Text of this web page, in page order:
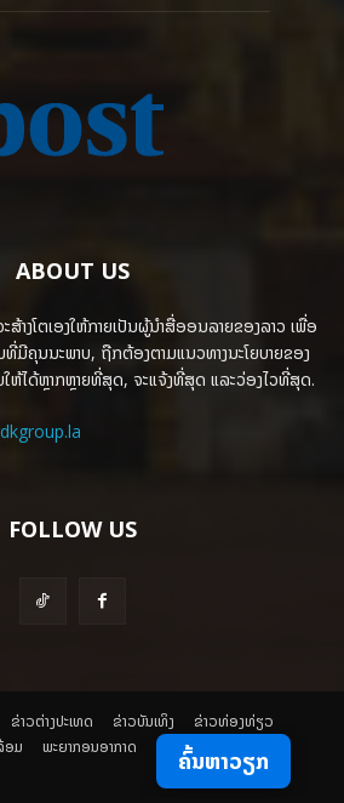
ABOUT US
າງໂຕເອງໃຫ້ກາຍເປັນຜູ້ນຳສື່ອອນລາຍຂອງລາວ ເພື່ອ
ມີຄຸນນະພາບ, ຖືກຕ້ອງຕາມແນວທາງນະໂຍບາຍຂອງ
ໄດ້ຫຼາກຫຼາຍທີ່ສຸດ, ຈະແຈ້ງທີ່ສຸດ ແລະວ່ອງໄວທີ່ສຸດ.
FOLLOW US
ຂ່າວຕ່າງປະເທດ ​ຂ່າວບັນເທິງ
​ຂ່າວທ່ອງທ່ຽວ
ອມ
ພະຍາກອນອາກາດ ຄົ້ນຫາວຽກ